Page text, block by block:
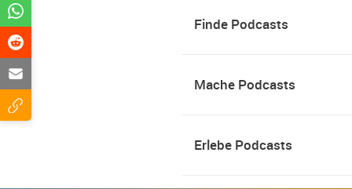
Finde Podcasts
Mache Podcasts
Erlebe Podcasts